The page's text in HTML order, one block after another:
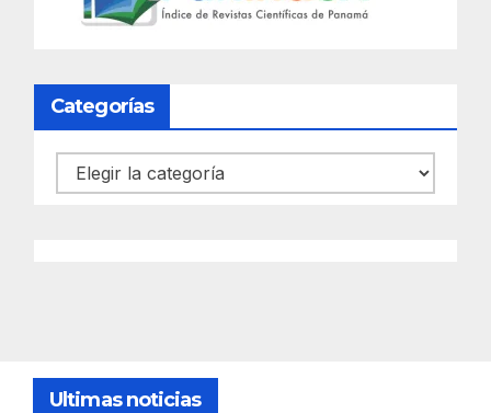
Categorías
Categorías
Ultimas noticias